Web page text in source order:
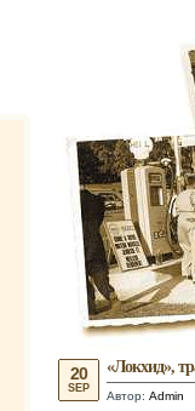
«Локхид»,
Автор: Admin
20
SEP